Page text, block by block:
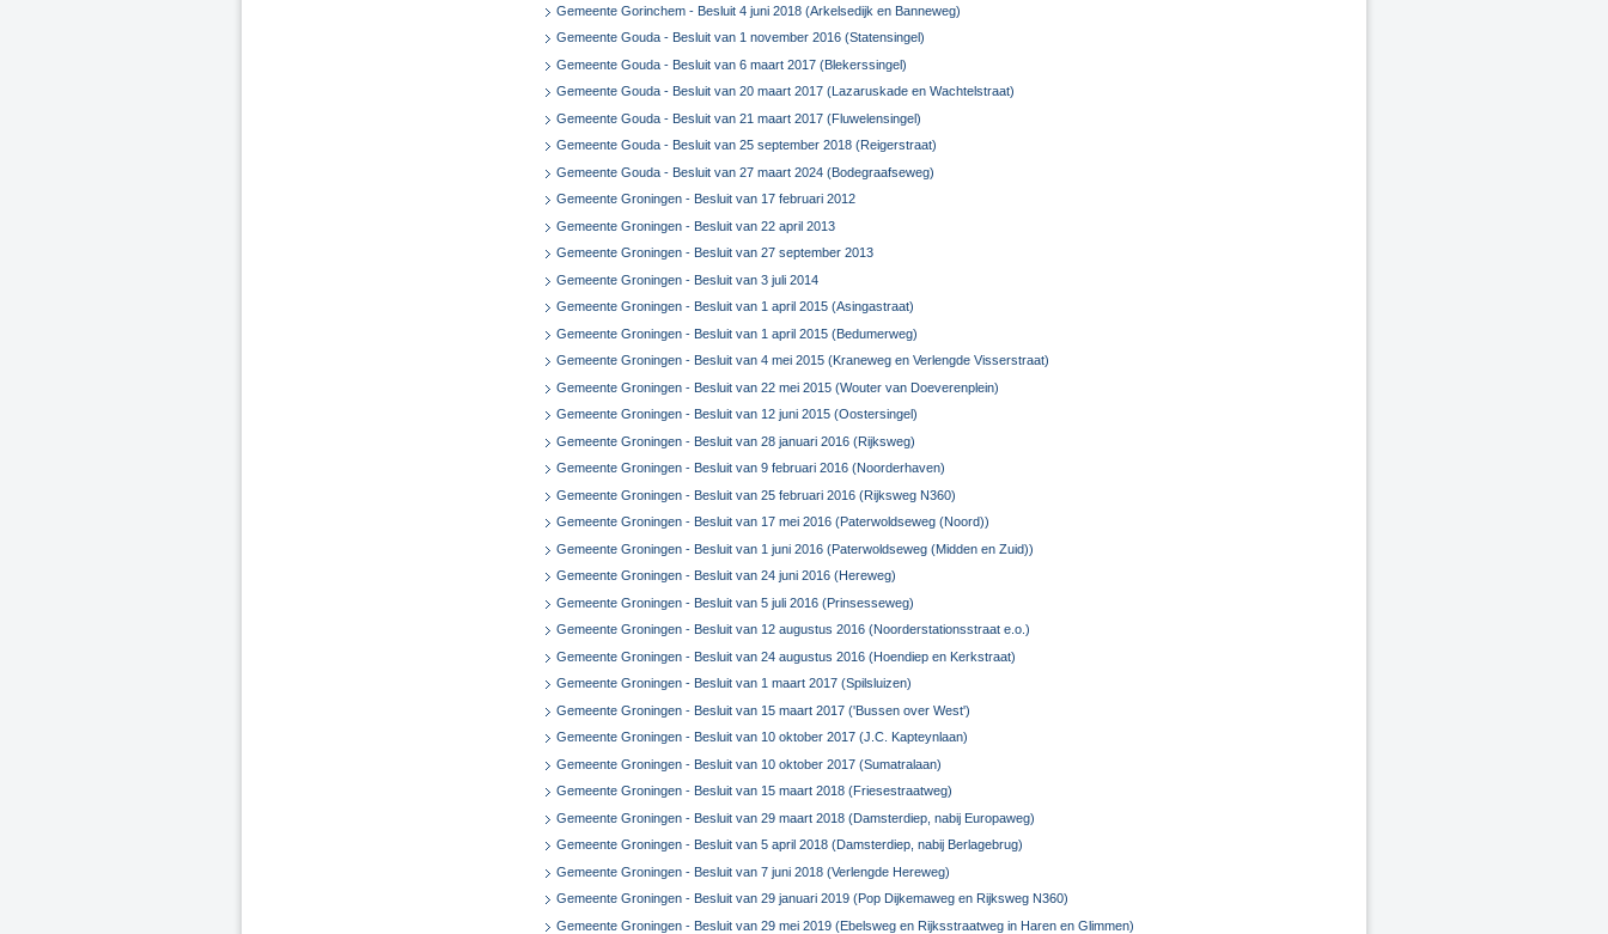
Gemeente Gorinchem - Besluit 4 juni 2018 (Arkelsedijk en Banneweg)
Gemeente Gouda - Besluit van 1 november 2016 (Statensingel)
Gemeente Gouda - Besluit van 6 maart 2017 (Blekerssingel)
Gemeente Gouda - Besluit van 20 maart 2017 (Lazaruskade en Wachtelstraat)
Gemeente Gouda - Besluit van 21 maart 2017 (Fluwelensingel)
Gemeente Gouda - Besluit van 25 september 2018 (Reigerstraat)
Gemeente Gouda - Besluit van 27 maart 2024 (Bodegraafseweg)
Gemeente Groningen - Besluit van 17 februari 2012
Gemeente Groningen - Besluit van 22 april 2013
Gemeente Groningen - Besluit van 27 september 2013
Gemeente Groningen - Besluit van 3 juli 2014
Gemeente Groningen - Besluit van 1 april 2015 (Asingastraat)
Gemeente Groningen - Besluit van 1 april 2015 (Bedumerweg)
Gemeente Groningen - Besluit van 4 mei 2015 (Kraneweg en Verlengde Visserstraat)
Gemeente Groningen - Besluit van 22 mei 2015 (Wouter van Doeverenplein)
Gemeente Groningen - Besluit van 12 juni 2015 (Oostersingel)
Gemeente Groningen - Besluit van 28 januari 2016 (Rijksweg)
Gemeente Groningen - Besluit van 9 februari 2016 (Noorderhaven)
Gemeente Groningen - Besluit van 25 februari 2016 (Rijksweg N360)
Gemeente Groningen - Besluit van 17 mei 2016 (Paterwoldseweg (Noord))
Gemeente Groningen - Besluit van 1 juni 2016 (Paterwoldseweg (Midden en Zuid))
Gemeente Groningen - Besluit van 24 juni 2016 (Hereweg)
Gemeente Groningen - Besluit van 5 juli 2016 (Prinsesseweg)
Gemeente Groningen - Besluit van 12 augustus 2016 (Noorderstationsstraat e.o.)
Gemeente Groningen - Besluit van 24 augustus 2016 (Hoendiep en Kerkstraat)
Gemeente Groningen - Besluit van 1 maart 2017 (Spilsluizen)
Gemeente Groningen - Besluit van 15 maart 2017 ('Bussen over West')
Gemeente Groningen - Besluit van 10 oktober 2017 (J.C. Kapteynlaan)
Gemeente Groningen - Besluit van 10 oktober 2017 (Sumatralaan)
Gemeente Groningen - Besluit van 15 maart 2018 (Friesestraatweg)
Gemeente Groningen - Besluit van 29 maart 2018 (Damsterdiep, nabij Europaweg)
Gemeente Groningen - Besluit van 5 april 2018 (Damsterdiep, nabij Berlagebrug)
Gemeente Groningen - Besluit van 7 juni 2018 (Verlengde Hereweg)
Gemeente Groningen - Besluit van 29 januari 2019 (Pop Dijkemaweg en Rijksweg N360)
Gemeente Groningen - Besluit van 29 mei 2019 (Ebelsweg en Rijksstraatweg in Haren en Glimmen)